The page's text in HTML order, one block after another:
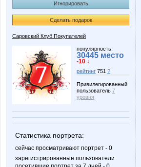
Игнорировать
Сделать подарок
Саровский Клуб Покупателей
популярность:
30445 место
-10 ↓
рейтинг 751 ?
Привилегированный
пользователь 7
уровня
Статистика портрета:
сейчас просматривают портрет - 0
зарегистрированные пользователи